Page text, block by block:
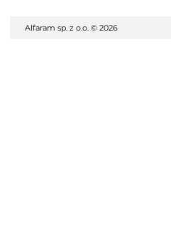
Alfaram sp. z o.o. © 2026